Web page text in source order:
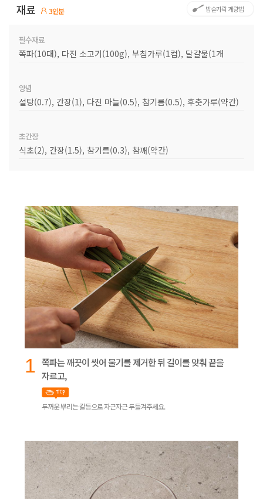
재료 3인분 밥숟가락 계량법
필수재료
쪽파(10대), 다진 소고기(100g), 부침가루(1컵), 달걀물(1개
양념
설탕(0.7), 간장(1), 다진 마늘(0.5), 참기름(0.5), 후춧가루(약간)
초간장
식초(2), 간장(1.5), 참기름(0.3), 참깨(약간)
1 쪽파는 깨끗이 씻어 물기를 제거한 뒤 길이를 맞춰 끝을
자르고,
두꺼운 뿌리는 칼등으로 자근자근 두들겨주세요.